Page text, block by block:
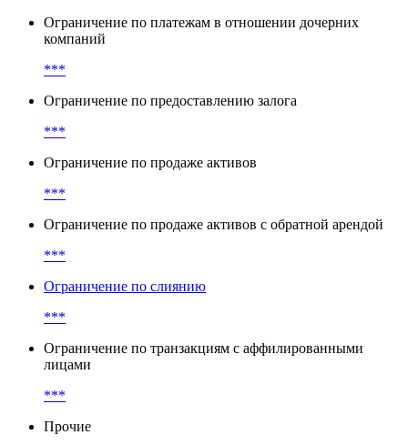
Ограничение по платежам в отношении дочерних
компаний
***
Ограничение по предоставлению залога
***
Ограничение по продаже активов
***
Ограничение по продаже активов с обратной арендой
***
Ограничение по слиянию
***
Ограничение по транзакциям с аффилированными
лицами
***
Прочие